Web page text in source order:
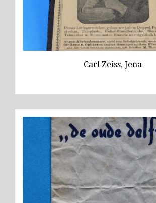
Wild
Zeiss
Carl Zeiss, Jena